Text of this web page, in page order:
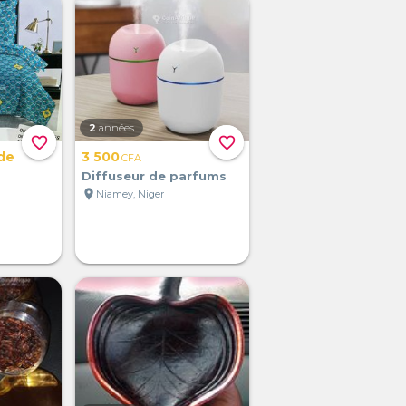
favorite_border favorite_border
2 années
3 500CFA
Diffuseur de parfums
location_on Niamey, Niger